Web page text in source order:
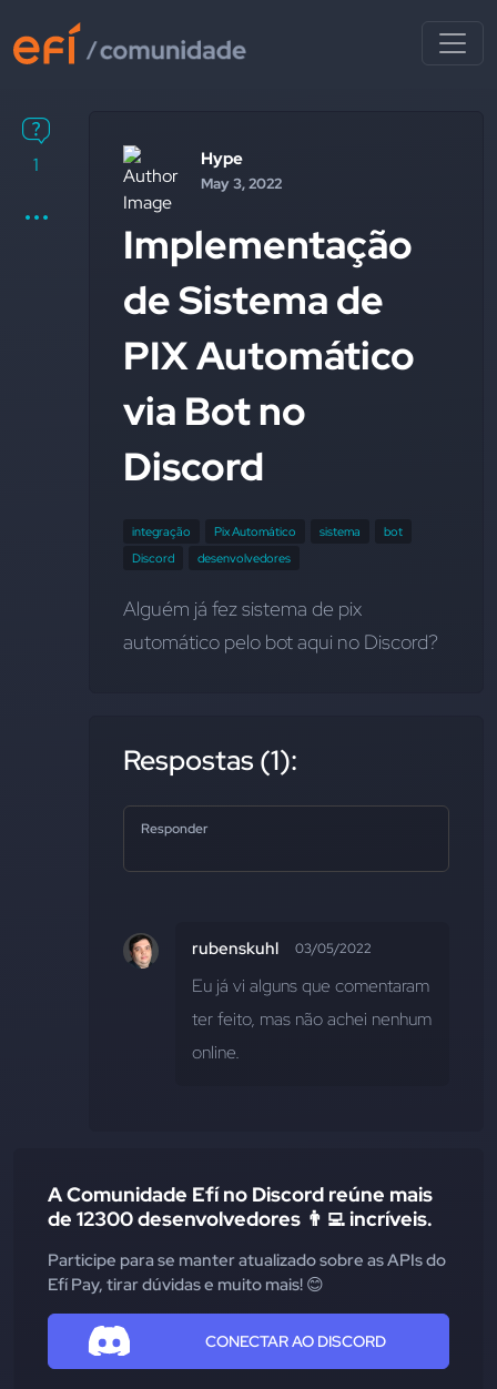
1 Hype
May 3, 2022
Implementação
de Sistema de
PIX Automático
via Bot no
Discord
integração Pix Automático sistema
bot
Discord
desenvolvedores
Alguém já fez sistema de pix
automático pelo bot aqui no Discord?
Respostas (1):
Responder
rubenskuhl 03/05/2022
Eu já vi alguns que comentaram
ter feito, mas não achei nenhum
online.
A Comunidade Efí no Discord reúne mais
de 12300 desenvolvedores 👨‍💻 incríveis.
Participe para se manter atualizado sobre as APIs do
Efí Pay, tirar dúvidas e muito mais! 😊
CONECTAR AO DISCORD